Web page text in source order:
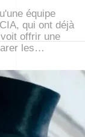
équipe
qui ont déjà
offrir une
les…